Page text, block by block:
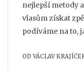
nejlepší metody
vlasům získat
podíváme na to,
zajistíte krásné,
ODVÁCLAV